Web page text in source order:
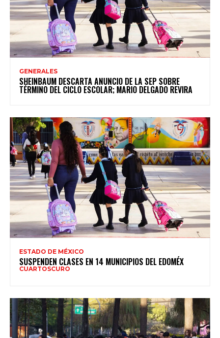
GENERALES
SHEINBAUM DESCARTA ANUNCIO DE LA SEP SOBRE
TÉRMINO DEL CICLO ESCOLAR; MARIO DELGADO REVIRA
ESTADO DE MÉXICO
SUSPENDEN CLASES EN 14 MUNICIPIOS DEL EDOMÉX
CUARTOSCURO